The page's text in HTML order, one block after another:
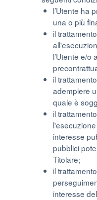
l’Utente ha
una o più
il
l’Utente e/o
il
adempiere
quale è
il
interesse
pubblici
Titolare;
il
interesse